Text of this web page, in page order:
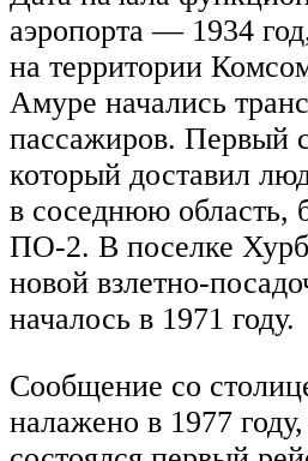
аэропорта — 1934
на территории
Амуре начались
пассажиров. Первый
который доставил
в соседнюю область,
ПО-2. В поселке
новой взлетно-
началось в 1971 году.
Сообщение со
налажено в 1977